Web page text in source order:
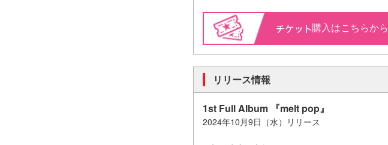
購入はこちらから
リリース情報
1st Full Album 『melt pop』
2024年10月9日（水）リリース